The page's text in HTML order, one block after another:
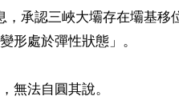
承認三峽大壩存在壩基移
形處於彈性狀態」。
無法自圓其說。